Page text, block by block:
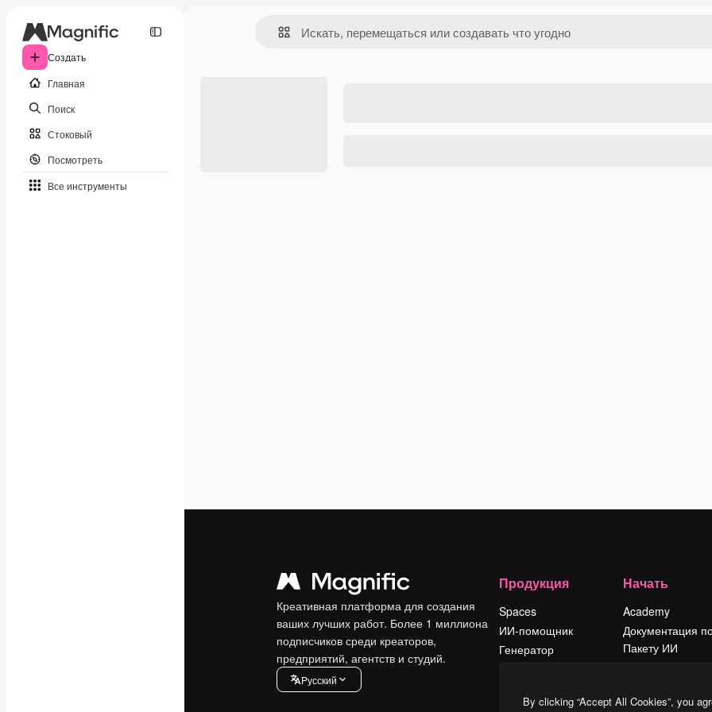
Создать
Главная
Поиск
Стоковый
Посмотреть
Все инструменты
Креативная платформа для создания
ваших лучших работ. Более 1 миллиона
подписчиков среди креаторов,
предприятий, агентств и студий.
Pусский
Продукция
Spaces
ИИ-помощник
Генератор
Начать
Academy
Документация
Пакету ИИ
Условия и
By clicking “Accept All Cookies”, you